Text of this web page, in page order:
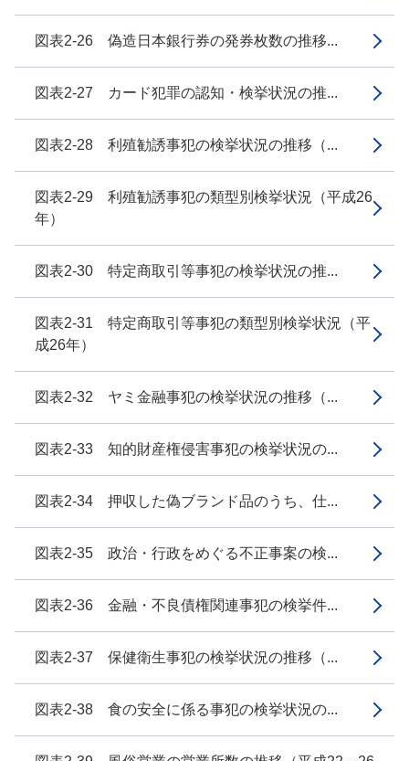
図表2-26 偽造日本銀行券の発券枚数の推移...
図表2-27 カード犯罪の認知・検挙状況の推...
図表2-28 利殖勧誘事犯の検挙状況の推移（...
図表2-29 利殖勧誘事犯の類型別検挙状況（平成26
年）
図表2-30 特定商取引等事犯の検挙状況の推...
図表2-31 特定商取引等事犯の類型別検挙状況（平
成26年）
図表2-32 ヤミ金融事犯の検挙状況の推移（...
図表2-33 知的財産権侵害事犯の検挙状況の...
図表2-34 押収した偽ブランド品のうち、仕...
図表2-35 政治・行政をめぐる不正事案の検...
図表2-36 金融・不良債権関連事犯の検挙件...
図表2-37 保健衛生事犯の検挙状況の推移（...
図表2-38 食の安全に係る事犯の検挙状況の...